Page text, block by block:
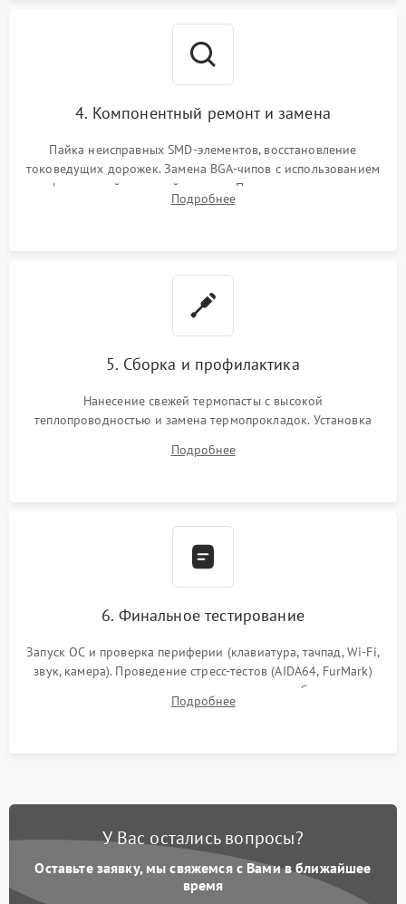
4. Компонентный ремонт и замена
Пайка неисправных SMD-элементов, восстановление
токоведущих дорожек. Замена BGA-чипов с использованием
инфракрасной паяльной станции. Прошивка микросхемы
BIOS или замена поврежденных портов USB
Подробнее
5. Сборка и профилактика
Нанесение свежей термопасты с высокой
теплопроводностью и замена термопрокладок. Установка
шлейфов, модулей памяти и накопителей. Предварительная
Подробнее
6. Финальное тестирование
Запуск ОС и проверка периферии (клавиатура, тачпад, Wi-Fi,
звук, камера). Проведение стресс-тестов (AIDA64, FurMark)
для контроля температурного режима и стабильности
системы под пиковой нагрузкой.
Подробнее
У Вас остались вопросы?
Оставьте заявку, мы свяжемся с Вами в ближайшее
время